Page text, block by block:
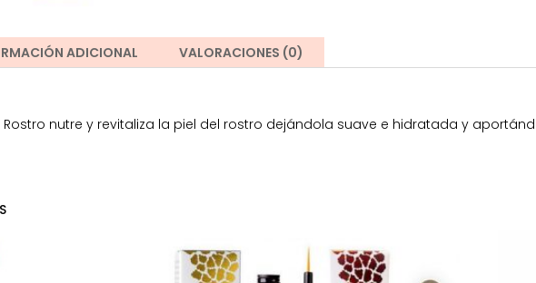
ADICIONAL VALORACIONES (0)
Rostro nutre y revitaliza la piel del rostro dejándola suave e hidratada y